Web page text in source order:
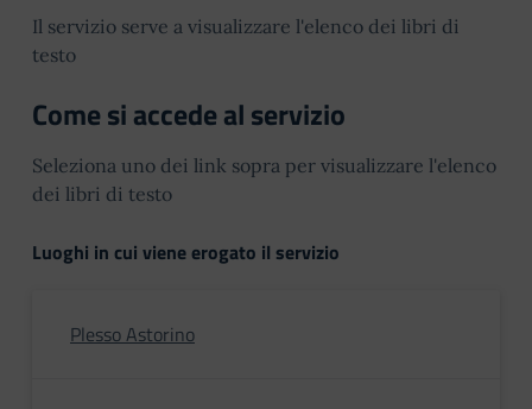
Il servizio serve a visualizzare l'elenco dei libri di
testo
Come si accede al servizio
Seleziona uno dei link sopra per visualizzare l'elenco
dei libri di testo
Luoghi in cui viene erogato il servizio
Plesso Astorino